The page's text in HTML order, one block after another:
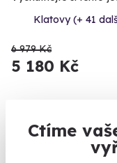
Ctíme
Klatovy (+ 41
6 979 Kč
5 180 Kč
Volný termín už